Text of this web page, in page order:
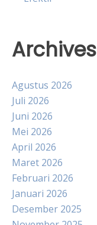
Archives
Agustus 2026
Juli 2026
Juni 2026
Mei 2026
April 2026
Maret 2026
Februari 2026
Januari 2026
Desember 2025